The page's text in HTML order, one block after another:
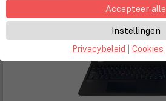
Accepteer alle
Instellingen
Privacybeleid | Cookies